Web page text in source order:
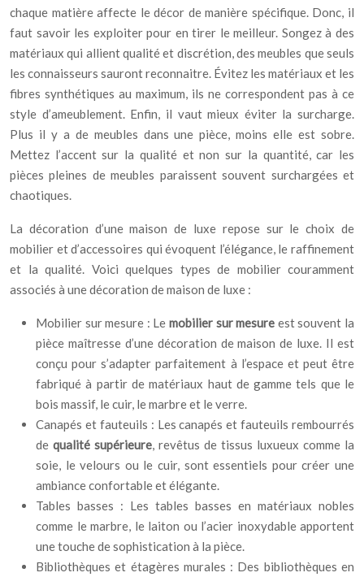
chaque matière affecte le décor de manière spécifique. Donc, il
faut savoir les exploiter pour en tirer le meilleur. Songez à des
matériaux qui allient qualité et discrétion, des meubles que seuls
les connaisseurs sauront reconnaitre. Évitez les matériaux et les
fibres synthétiques au maximum, ils ne correspondent pas à ce
style d’ameublement. Enfin, il vaut mieux éviter la surcharge.
Plus il y a de meubles dans une pièce, moins elle est sobre.
Mettez l’accent sur la qualité et non sur la quantité, car les
pièces pleines de meubles paraissent souvent surchargées et
chaotiques.
La décoration d’une maison de luxe repose sur le choix de
mobilier et d’accessoires qui évoquent l’élégance, le raffinement
et la qualité. Voici quelques types de mobilier couramment
associés à une décoration de maison de luxe :
Mobilier sur mesure : Le mobilier sur mesure est souvent la
pièce maîtresse d’une décoration de maison de luxe. Il est
conçu pour s’adapter parfaitement à l’espace et peut être
fabriqué à partir de matériaux haut de gamme tels que le
bois massif, le cuir, le marbre et le verre.
Canapés et fauteuils : Les canapés et fauteuils rembourrés
de qualité supérieure , revêtus de tissus luxueux comme la
soie, le velours ou le cuir, sont essentiels pour créer une
ambiance confortable et élégante.
Tables basses : Les tables basses en matériaux nobles
comme le marbre, le laiton ou l’acier inoxydable apportent
une touche de sophistication à la pièce.
Bibliothèques et étagères murales : Des bibliothèques en